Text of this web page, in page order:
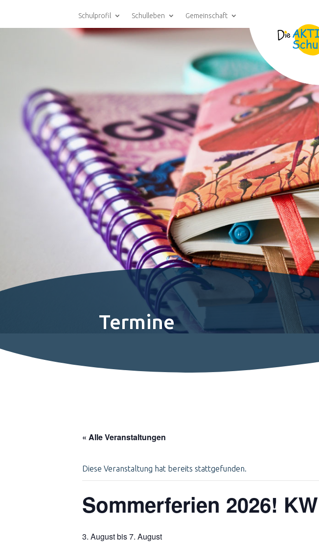
Schulprofil Schulleben Gemeinschaft
Termine
« Alle Veranstaltungen
Diese Veranstaltung hat bereits stattgefunden.
Sommerferien 2026!
3. Augustbis7. August